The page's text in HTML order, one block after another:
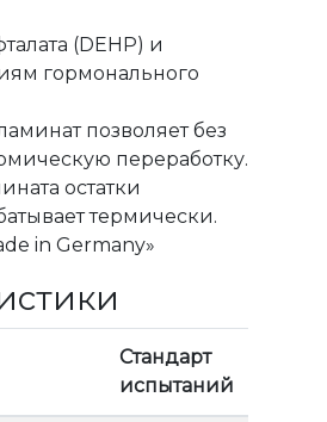
(DEHP) и
гормонального
позволяет без
переработку.
остатки
термически.
in Germany»
Стандарт
испытаний